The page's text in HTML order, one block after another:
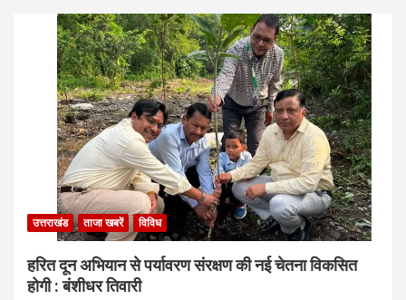
उत्तराखंड ताजा खबरें विविध
हरित दून अभियान से पर्यावरण संरक्षण की नई चेतना विकसित
होगी : बंशीधर तिवारी